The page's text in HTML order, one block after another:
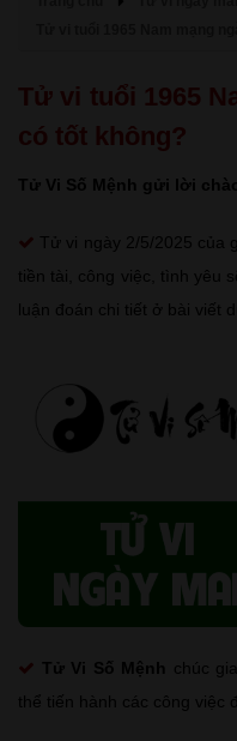
Tử vi tuổi 1965
có tốt không?
Tử Vi Số Mệnh gửi lời
Tử vi ngày 2/5/2025 của
tiền tài, công việc, tình yêu
luận đoán chi tiết ở bài viết
Tử Vi Số Mệnh chúc
thể tiến hành các công việc